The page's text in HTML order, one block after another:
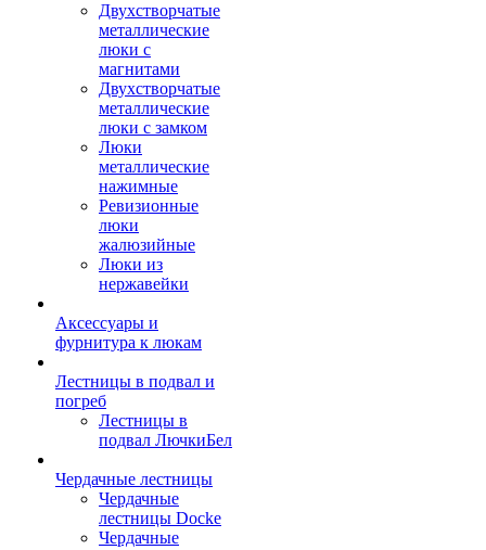
Двухстворчатые
металлические
люки с
магнитами
Двухстворчатые
металлические
люки с замком
Люки
металлические
нажимные
Ревизионные
люки
жалюзийные
Люки из
нержавейки
Аксессуары и
фурнитура к люкам
Лестницы в подвал и
погреб
Лестницы в
подвал ЛючкиБел
Чердачные лестницы
Чердачные
лестницы Docke
Чердачные